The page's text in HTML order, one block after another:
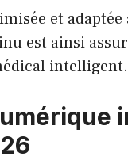
et
est ainsi
intelligent.